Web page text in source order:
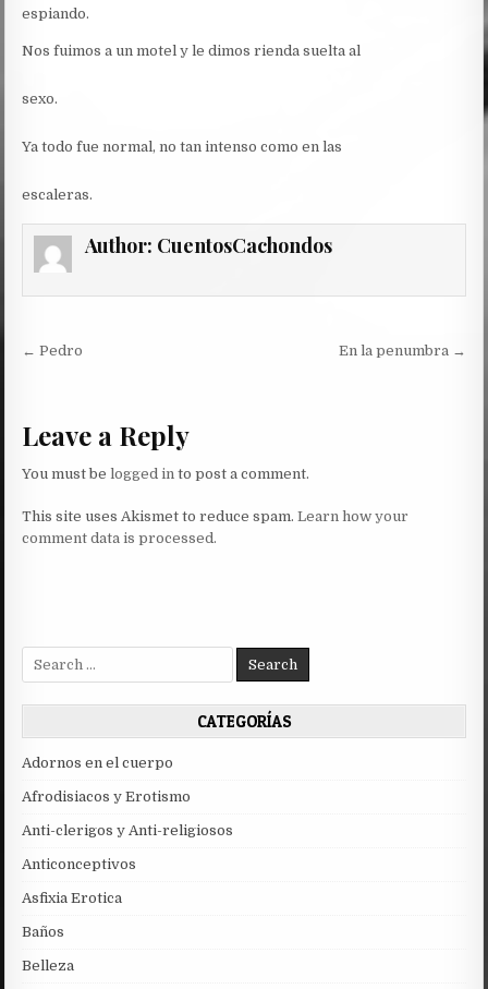
espiando.
Nos fuimos a un motel y le dimos rienda suelta al
sexo.
Ya todo fue normal, no tan intenso como en las
escaleras.
Author: CuentosCachondos
Post
← Pedro En la penumbra →
Leave a Reply
You must belogged in to post a comment.
This site uses Akismet to reduce spam.Learn how your
comment data is processed.
Search
for:
CATEGORÍAS
Adornos en el cuerpo
Afrodisiacos y Erotismo
Anti-clerigos y Anti-religiosos
Anticonceptivos
Asfixia Erotica
Baños
Belleza